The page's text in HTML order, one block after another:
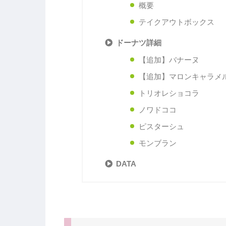
概要
テイクアウトボックス
ドーナツ詳細
【追加】バナーヌ
【追加】マロンキャラメ
トリオレショコラ
ノワドココ
ピスターシュ
モンブラン
DATA